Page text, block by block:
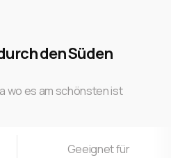
den Süden
wo es am schönsten ist
Geeignet für